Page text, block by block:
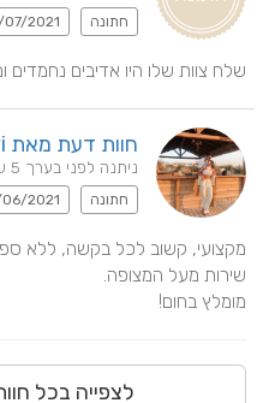
חתונה 2021
שלח צוות שלו היו אדיבים נחמדים
חוות דעת מאת Daniel Levi
ניתנה לפני בערך 5 שנים
חתונה 2021
מומלץ בחום!
לצפייה בכל